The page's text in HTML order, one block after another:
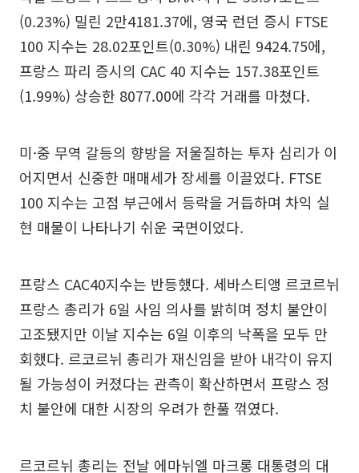
(0.23%) 밀린 2만4181.37에, 영국 런던 증시 FTSE
100 지수는 28.02포인트(0.30%) 내린 9424.75에,
프랑스 파리 증시의 CAC 40 지수는 157.38포인트
(1.99%) 상승한 8077.00에 각각 거래를 마쳤다.
미·중 무역 갈등의 향방을 저울질하는 투자 심리가 이
어지면서 신중한 매매세가 장세를 이끌었다. FTSE
100 지수는 고점 부근에서 등락을 거듭하며 차익 실
현 매물이 나타나기 쉬운 국면이었다.
프랑스 CAC40지수는 반등했다. 세바스티앵 르코르뉘
프랑스 총리가 6일 사임 의사를 밝히며 정치 불안이
고조됐지만 이날 지수는 6일 이후의 낙폭을 모두 만
회했다. 르코르뉘 총리가 재신임을 받아 내각이 유지
될 가능성이 커졌다는 관측이 확산하면서 프랑스 정
치 불안에 대한 시장의 우려가 한풀 꺾였다.
르코르뉘 총리는 전날 에마뉘엘 마크롱 대통령의 대